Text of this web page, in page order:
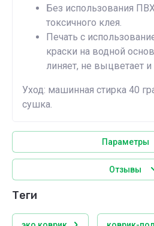
Без использования
токсичного клея.
Печать с
краски на водной
линяет, не выцветает
Уход: машинная стирка 40
сушка.
Параметры
Отзывы
теги